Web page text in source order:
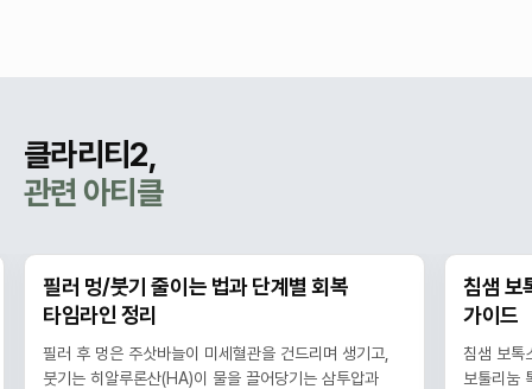
클라리티2,
관련 아티클
필러 멍/붓기 줄이는 법과 단계별 회복
타임라인 정리
필러 후 멍은 주삿바늘이 미세혈관을 건드리며 생기고,
붓기는 히알루론산(HA)이 물을 끌어당기는 삼투압과
침샘 보
가이드
침샘 보톡
보툴리눔